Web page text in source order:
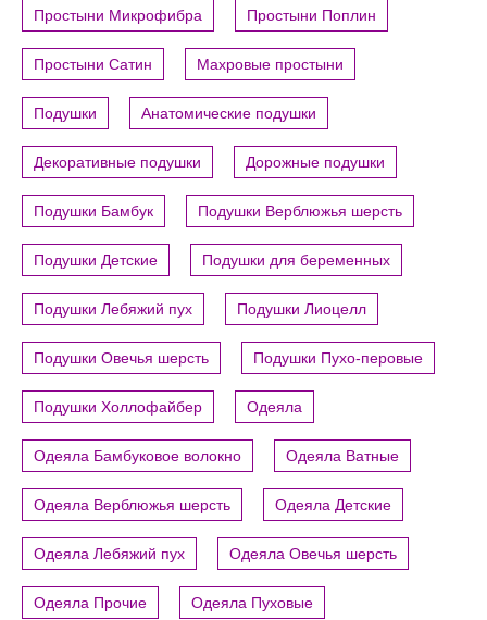
Простыни Микрофибра Простыни Поплин
Простыни Сатин Махровые простыни
Подушки Анатомические подушки
Декоративные подушки Дорожные подушки
Подушки Бамбук Подушки Верблюжья шерсть
Подушки Детские Подушки для беременных
Подушки Лебяжий пух Подушки Лиоцелл
Подушки Овечья шерсть Подушки Пухо-перовые
Подушки Холлофайбер Одеяла
Одеяла Бамбуковое волокно Одеяла Ватные
Одеяла Верблюжья шерсть Одеяла Детские
Одеяла Лебяжий пух Одеяла Овечья шерсть
Одеяла Прочие Одеяла Пуховые